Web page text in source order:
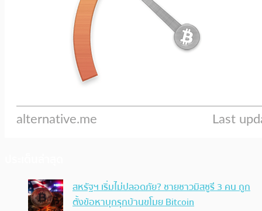
สหรัฐฯ เริ่มไม่ปลอดภัย? ชายชาวมิสซูรี 3 คน ถูก
ตั้งข้อหาบุกรุกบ้านขโมย Bitcoin